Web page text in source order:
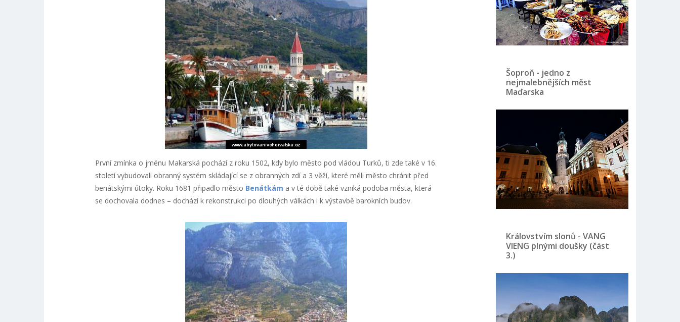
První zmínka o jménu Makarská pochází z roku 1502, kdy bylo město pod vládou Turků, ti zde také v 16.
století vybudovali obranný systém skládající se z obranných zdí a 3 věží, které měli město chránit před
benátskými útoky. Roku 1681 připadlo město Benátkám a v té době také vzniká podoba města, která
se dochovala dodnes – dochází k rekonstrukci po dlouhých válkách i k výstavbě barokních budov.
Šoproň - jedno z
nejmalebnějších měst
Maďarska
Královstvím slonů - VANG
VIENG plnými doušky (část
3.)